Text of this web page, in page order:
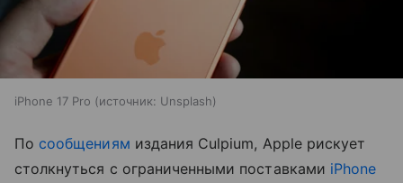
iPhone 17 Pro источник: Unsplash
По сообщениям издания Culpium, Apple рискует
столкнуться с ограниченными поставками iPhone